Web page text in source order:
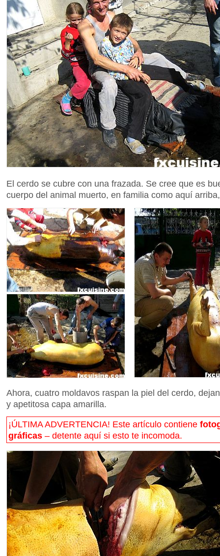
El cerdo se cubre con una frazada. Se cree que es
cuerpo del animal muerto, en familia como aquí
Ahora, cuatro moldavos raspan la piel del cerdo,
y apetitosa capa amarilla.
¡ÚLTIMA ADVERTENCIA! Este artículo contiene
gráficas – detente aquí si esto te incomoda.